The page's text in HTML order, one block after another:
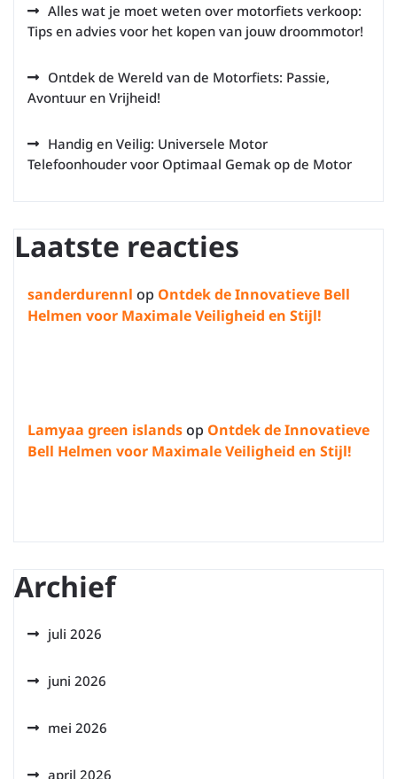
Alles wat je moet weten over motorfiets verkoop:
Tips en advies voor het kopen van jouw droommotor!
Ontdek de Wereld van de Motorfiets: Passie,
Avontuur en Vrijheid!
Handig en Veilig: Universele Motor
Telefoonhouder voor Optimaal Gemak op de Motor
Laatste reacties
sanderdurennl op Ontdek de Innovatieve Bell
Helmen voor Maximale Veiligheid en Stijl!
Lamyaa green islandsop Ontdek de Innovatieve
Bell Helmen voor Maximale Veiligheid en Stijl!
Archief
juli 2026
juni 2026
mei 2026
april 2026